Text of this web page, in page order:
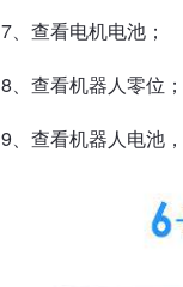
7、查看电机电池；
8、查看机器人零位；
9、查看机器人电池